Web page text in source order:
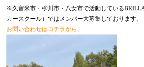
※久留米市・柳川市・八女市で活動している
カースクール）ではメンバー大募集しております。
お問い合わせはコチラから。